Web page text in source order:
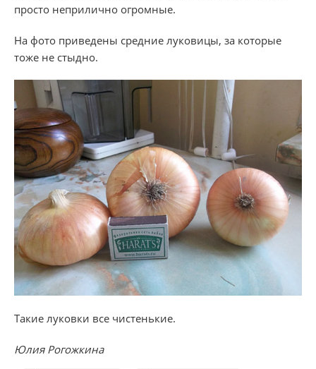
просто неприлично огромные.
На фото приведены средние луковицы, за которые
тоже не стыдно.
Такие луковки все чистенькие.
Юлия Рогожкина